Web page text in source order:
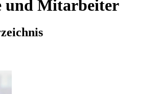
und Mitarbeiter